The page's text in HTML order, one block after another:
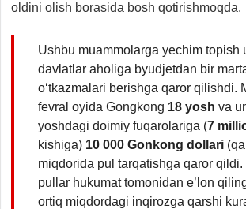
oldini olish borasida bosh qotirishmoqda.
Ushbu muammolarga yechim topish
davlatlar aholiga byudjetdan bir
o‘tkazmalari berishga qaror qilishdi.
fevral oyida Gongkong 18 yosh va
yoshdagi doimiy fuqarolariga (7
kishiga) 10 000 Gonkong dollari
miqdorida pul tarqatishga qaror
pullar hukumat tomonidan e’lon
ortiq miqdordagi inqirozga qarshi